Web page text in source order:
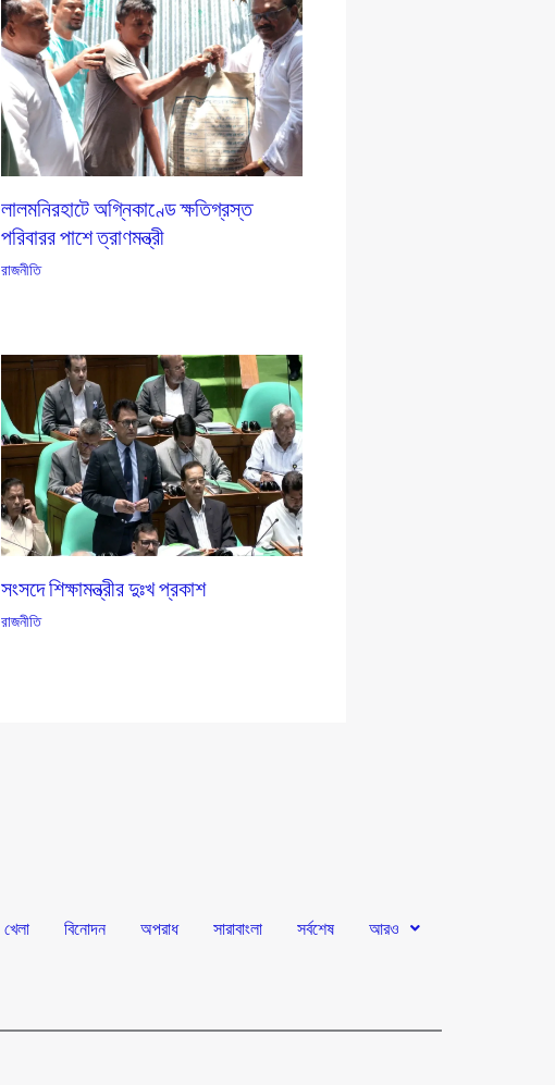
লালমনিরহাটে অগ্নিকাণ্ডে ক্ষতিগ্রস্ত
পরিবারর পাশে ত্রাণমন্ত্রী
রাজনীতি
সংসদে শিক্ষামন্ত্রীর দুঃখ প্রকাশ
রাজনীতি
খেলা বিনোদন অপরাধ সারাবাংলা সর্বশেষ আরও